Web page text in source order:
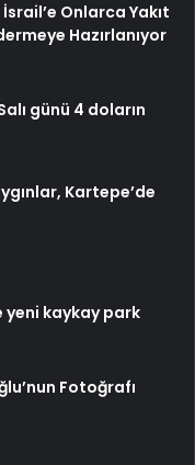
İsrail’e Onlarca Yakıt
Hazırlanıyor
günü 4 doların
Kartepe’de
yeni kaykay park
Fotoğrafı